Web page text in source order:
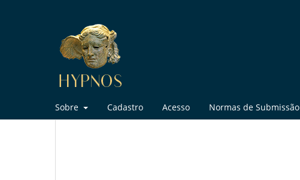
Sobre Cadastro Acesso Normas de Submissão